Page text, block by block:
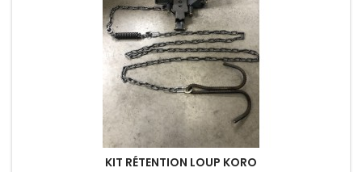
KIT RÉTENTION LOUP KORO